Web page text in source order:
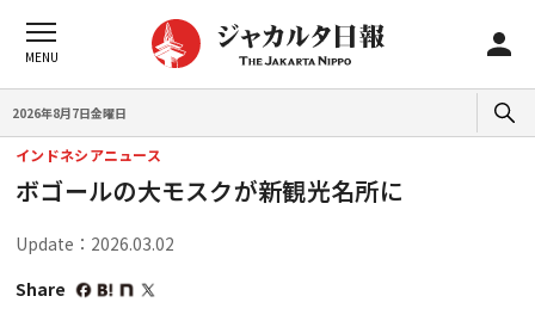
2026年8月7日金曜日
インドネシアニュース
ボゴールの大モスクが新観光名所に
Update：2026.03.02
Share